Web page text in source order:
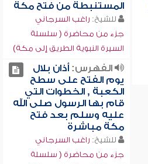
المستنبطة من فتح مكة
للشيخ: راغب السرجاني
جزء من محاضرة ( سلسلة
السيرة النبوية الطريق إلى مكة)
الفهرس:أذان بلال
يوم الفتح على سطح
الكعبة , الخطوات التي
قام بها الرسول صلى الله
عليه وسلم بعد فتح
مكة مباشرة
للشيخ: راغب السرجاني
جزء من محاضرة ( سلسلة